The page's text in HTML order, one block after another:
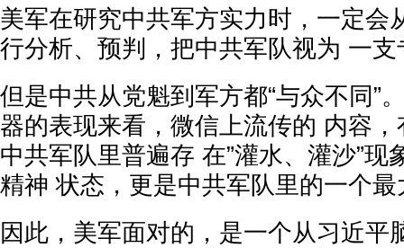
美军在研究中共军方实力时，一定会
行分析、预判，把中共军队视为 一
但是中共从党魁到军方都“与众不同”
器的表现来看，微信上流传的 内容
中共军队里普遍存 在”灌水、灌沙”现
精神 状态，更是中共军队里的一个
因此，美军面对的，是一个从习近平